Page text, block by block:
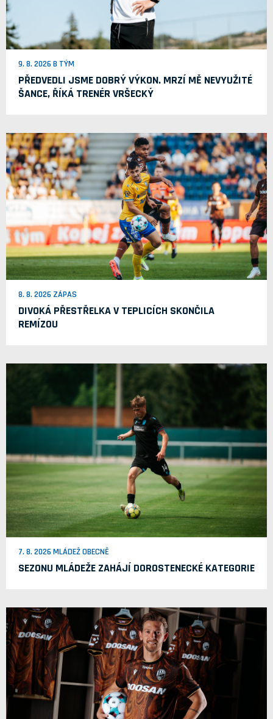
9. 8. 2026 B TÝM
PŘEDVEDLI JSME DOBRÝ VÝKON. MRZÍ MĚ NEVYUŽITÉ
ŠANCE, ŘÍKÁ TRENÉR VRŠECKÝ
8. 8. 2026 ZÁPAS
DIVOKÁ PŘESTŘELKA V TEPLICÍCH SKONČILA
REMÍZOU
7. 8. 2026 MLÁDEŽ OBECNĚ
SEZONU MLÁDEŽE ZAHÁJÍ DOROSTENECKÉ KATEGORIE